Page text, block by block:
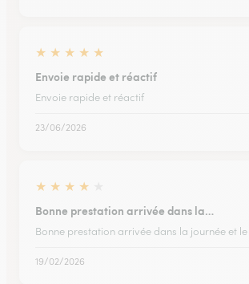
★ ★ ★ ★ ★
Envoie rapide et réactif
Envoie rapide et réactif
23/06/2026
★ ★ ★ ★
Bonne prestation arrivée dans la…
Bonne prestation arrivée dans la journée et
19/02/2026